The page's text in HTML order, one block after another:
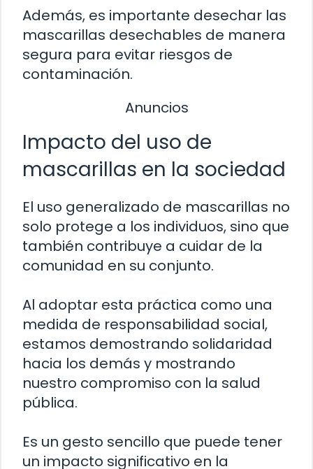
Además, es importante desechar las
mascarillas desechables de manera
segura para evitar riesgos de
contaminación.
Anuncios
Impacto del uso de
mascarillas en la sociedad
El uso generalizado de mascarillas no
solo protege a los individuos, sino que
también contribuye a cuidar de la
comunidad en su conjunto.
Al adoptar esta práctica como una
medida de responsabilidad social,
estamos demostrando solidaridad
hacia los demás y mostrando
nuestro compromiso con la salud
pública.
Es un gesto sencillo que puede tener
un impacto significativo en la